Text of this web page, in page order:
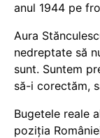
anul 1944 pe
Aura
nedreptate să
sunt. Suntem
să-i corectăm,
Bugetele reale
poziția